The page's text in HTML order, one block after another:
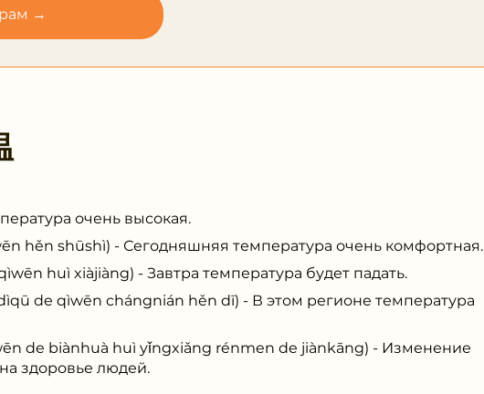
→
очень высокая.
hěn shūshì) - Сегодняшняя температура очень комфортная.
huì xiàjiàng) - Завтра температура будет падать.
dìqū de qìwēn chángnián hěn dī) - В этом регионе температура
de biànhuà huì yǐngxiǎng rénmen de jiànkāng) - Изменение
здоровье людей.